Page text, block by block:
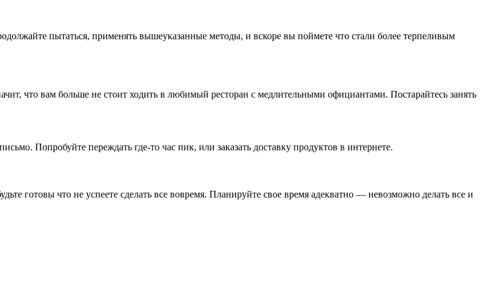
пытаться, применять вышеуказанные методы, и вскоре вы поймете что стали более терпеливым
что вам больше не стоит ходить в любимый ресторан с медлительными официантами. Постарайтесь занять
Попробуйте переждать где-то час пик, или заказать доставку продуктов в интернете.
готовы что не успеете сделать все вовремя. Планируйте свое время адекватно — невозможно делать все и